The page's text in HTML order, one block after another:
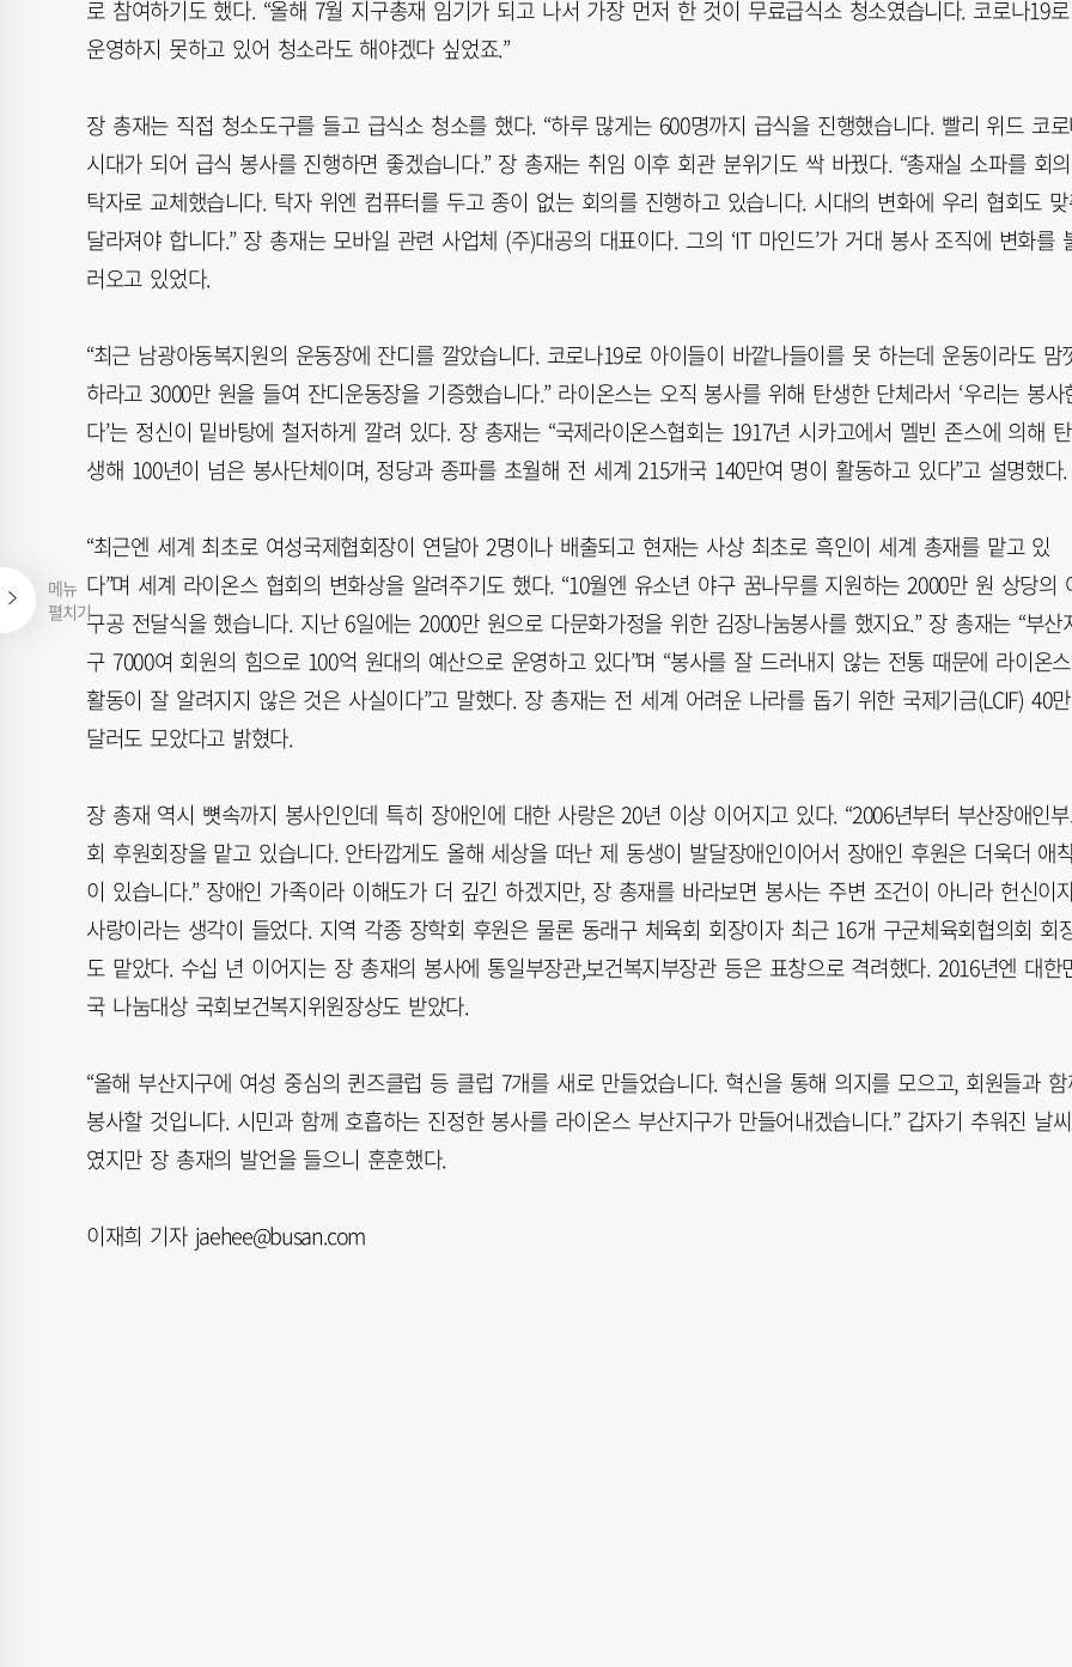
메뉴
펼치기
로 참여하기도 했다. “올해 7월 지구총재 임기가 되고 나서 가장 먼저 한 것이 무료급식소 청소였습니다. 코로나19로
운영하지 못하고 있어 청소라도 해야겠다 싶었죠.”
장 총재는 직접 청소도구를 들고 급식소 청소를 했다. “하루 많게는 600명까지 급식을 진행했습니다. 빨리 위드 코
시대가 되어 급식 봉사를 진행하면 좋겠습니다.” 장 총재는 취임 이후 회관 분위기도 싹 바꿨다. “총재실 소파를 회
탁자로 교체했습니다. 탁자 위엔 컴퓨터를 두고 종이 없는 회의를 진행하고 있습니다. 시대의 변화에 우리 협회도
달라져야 합니다.” 장 총재는 모바일 관련 사업체 (주)대공의 대표이다. 그의 ‘IT 마인드’가 거대 봉사 조직에 변화를
러오고 있었다.
“최근 남광아동복지원의 운동장에 잔디를 깔았습니다. 코로나19로 아이들이 바깥나들이를 못 하는데 운동이라도 맘
하라고 3000만 원을 들여 잔디운동장을 기증했습니다.” 라이온스는 오직 봉사를 위해 탄생한 단체라서 ‘우리는 봉사
다’는 정신이 밑바탕에 철저하게 깔려 있다. 장 총재는 “국제라이온스협회는 1917년 시카고에서 멜빈 존스에 의해 탄
생해 100년이 넘은 봉사단체이며, 정당과 종파를 초월해 전 세계 215개국 140만여 명이 활동하고 있다”고 설명했다.
“최근엔 세계 최초로 여성국제협회장이 연달아 2명이나 배출되고 현재는 사상 최초로 흑인이 세계 총재를 맡고 있
다”며 세계 라이온스 협회의 변화상을 알려주기도 했다. “10월엔 유소년 야구 꿈나무를 지원하는 2000만 원 상당의
구공 전달식을 했습니다. 지난 6일에는 2000만 원으로 다문화가정을 위한 김장나눔봉사를 했지요.” 장 총재는 “부산
구 7000여 회원의 힘으로 100억 원대의 예산으로 운영하고 있다”며 “봉사를 잘 드러내지 않는 전통 때문에 라이온
활동이 잘 알려지지 않은 것은 사실이다”고 말했다. 장 총재는 전 세계 어려운 나라를 돕기 위한 국제기금(LCIF) 40만
달러도 모았다고 밝혔다.
장 총재 역시 뼛속까지 봉사인인데 특히 장애인에 대한 사랑은 20년 이상 이어지고 있다. “2006년부터 부산장애인
회 후원회장을 맡고 있습니다. 안타깝게도 올해 세상을 떠난 제 동생이 발달장애인이어서 장애인 후원은 더욱더 애
이 있습니다.” 장애인 가족이라 이해도가 더 깊긴 하겠지만, 장 총재를 바라보면 봉사는 주변 조건이 아니라 헌신이
사랑이라는 생각이 들었다. 지역 각종 장학회 후원은 물론 동래구 체육회 회장이자 최근 16개 구군체육회협의회 회
도 맡았다. 수십 년 이어지는 장 총재의 봉사에 통일부장관,보건복지부장관 등은 표창으로 격려했다. 2016년엔 대한
국 나눔대상 국회보건복지위원장상도 받았다.
“올해 부산지구에 여성 중심의 퀸즈클럽 등 클럽 7개를 새로 만들었습니다. 혁신을 통해 의지를 모으고, 회원들과 함
봉사할 것입니다. 시민과 함께 호흡하는 진정한 봉사를 라이온스 부산지구가 만들어내겠습니다.” 갑자기 추워진 날씨
였지만 장 총재의 발언을 들으니 훈훈했다.
이재희 기자 jaehee@busan.com